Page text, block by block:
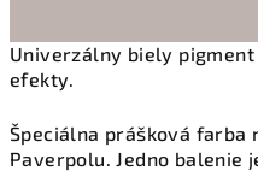
Univerzálny biely
efekty.
Špeciálna prášková farba
Paverpolu. Jedno balenie